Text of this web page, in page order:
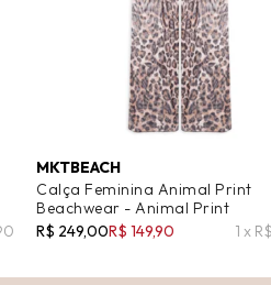
MKTBEACH
Calça Feminina Animal Print
Beachwear - Animal Print
R$ 249,00R$ 149,90 1 x